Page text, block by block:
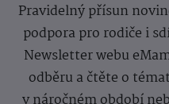
Pravidelný přísun
podpora pro rodiče i
Newsletter webu
odběru a čtěte o